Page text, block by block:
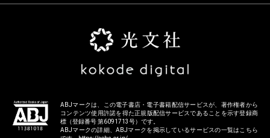
ABJマークは、この電子書店・電子書籍配信サービスが、著作権者から
コンテンツ使用許諾を得た正規版配信サービスであることを示す登録商
標（登録番号 第6091713号）です。
ABJマークの詳細、ABJマークを掲示しているサービスの一覧はこちら